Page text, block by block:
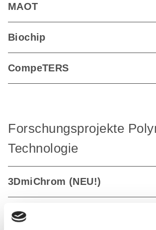
MAOT
Biochip
CompeTERS
Forschungsprojekte
Technologie
3DmiChrom (NEU!)
Nanobot (NEU!)